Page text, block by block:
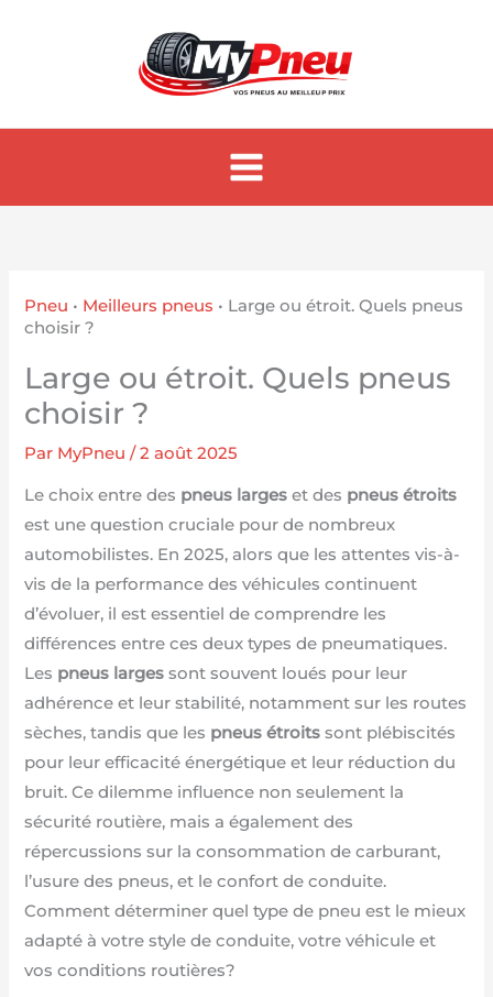
Pneu • Meilleurs pneus • Large ou étroit. Quels pneus
choisir ?
Large ou étroit. Quels pneus
choisir ?
Par MyPneu/2 août 2025
Le choix entre des pneus larges et des pneus étroits
est une question cruciale pour de nombreux
automobilistes. En 2025, alors que les attentes vis-à-
vis de la performance des véhicules continuent
d’évoluer, il est essentiel de comprendre les
différences entre ces deux types de pneumatiques.
Les pneus larges sont souvent loués pour leur
adhérence et leur stabilité, notamment sur les routes
sèches, tandis que les pneus étroits sont plébiscités
pour leur efficacité énergétique et leur réduction du
bruit. Ce dilemme influence non seulement la
sécurité routière, mais a également des
répercussions sur la consommation de carburant,
l’usure des pneus, et le confort de conduite.
Comment déterminer quel type de pneu est le mieux
adapté à votre style de conduite, votre véhicule et
vos conditions routières?